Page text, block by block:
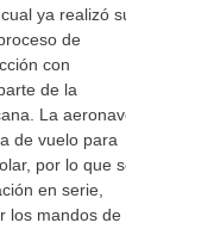
ya realizó sus
de
con
de la
La aeronave
de vuelo para
por lo que se
en serie,
mandos de la